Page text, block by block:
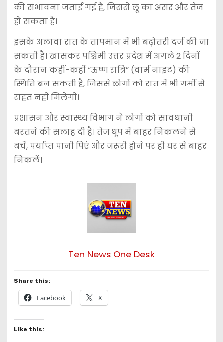
की संभावना जताई गई है, जिससे लू का असर और तेज
हो सकता है।
इसके अलावा रात के तापमान में भी बढ़ोतरी दर्ज की जा
सकती है। खासकर पश्चिमी उत्तर प्रदेश में अगले 2 दिनों
के दौरान कहीं-कहीं “ऊष्ण रात्रि” (वार्म नाइट) की
स्थिति बन सकती है, जिससे लोगों को रात में भी गर्मी से
राहत नहीं मिलेगी।
प्रशासन और स्वास्थ्य विभाग ने लोगों को सावधानी
बरतने की सलाह दी है। तेज धूप में बाहर निकलने से
बचें, पर्याप्त पानी पिएं और जरूरी होने पर ही घर से बाहर
निकलें।
Ten News One Desk
Share this:
Facebook X
Like this: